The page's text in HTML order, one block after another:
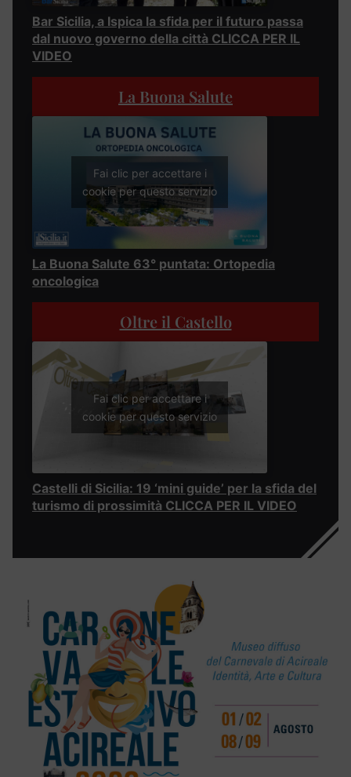
Bar Sicilia, a Ispica la sfida per il futuro passa
dal nuovo governo della città CLICCA PER IL
VIDEO
La Buona Salute
Fai clic per accettare i
cookie per questo servizio
La Buona Salute 63° puntata: Ortopedia
oncologica
Oltre il Castello
Fai clic per accettare i
cookie per questo servizio
Castelli di Sicilia: 19 ‘mini guide’ per la sfida del
turismo di prossimità CLICCA PER IL VIDEO